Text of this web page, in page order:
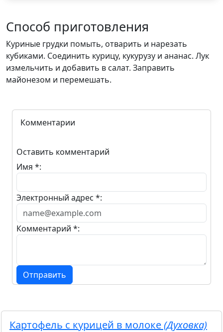
Способ приготовления
Куриные грудки помыть, отварить и нарезать
кубиками. Соединить курицу, кукурузу и ананас. Лук
измельчить и добавить в салат. Заправить
майонезом и перемешать.
Комментарии
Оставить комментарий
Имя *:
Электронный адрес *:
Комментарий *:
Отправить
Картофель с курицей в молоке(Духовка)